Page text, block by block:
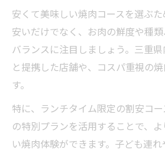
安くて美味しい焼肉コースを選ぶ
安いだけでなく、お肉の鮮度や種
バランスに注目しましょう。三重
と提携した店舗や、コスパ重視の
す。
特に、ランチタイム限定の割安コ
の特別プランを活用することで、
い焼肉体験ができます。子ども連